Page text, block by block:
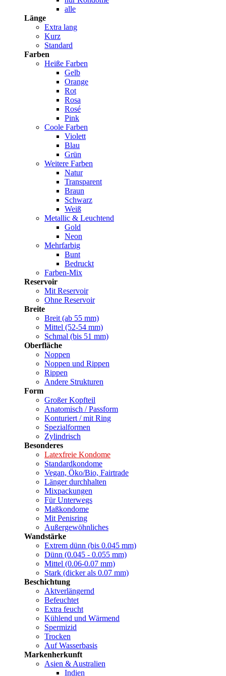
alle
Länge
Extra lang
Kurz
Standard
Farben
Heiße Farben
Gelb
Orange
Rot
Rosa
Rosé
Pink
Coole Farben
Violett
Blau
Grün
Weitere Farben
Natur
Transparent
Braun
Schwarz
Weiß
Metallic & Leuchtend
Gold
Neon
Mehrfarbig
Bunt
Bedruckt
Farben-Mix
Reservoir
Mit Reservoir
Ohne Reservoir
Breite
Breit (ab 55 mm)
Mittel (52-54 mm)
Schmal (bis 51 mm)
Oberfläche
Noppen
Noppen und Rippen
Rippen
Andere Strukturen
Form
Großer Kopfteil
Anatomisch / Passform
Konturiert / mit Ring
Spezialformen
Zylindrisch
Besonderes
Latexfreie Kondome
Standardkondome
Vegan, Öko/Bio, Fairtrade
Länger durchhalten
Mixpackungen
Für Unterwegs
Maßkondome
Mit Penisring
Außergewöhnliches
Wandstärke
Extrem dünn (bis 0.045 mm)
Dünn (0.045 - 0.055 mm)
Mittel (0.06-0.07 mm)
Stark (dicker als 0.07 mm)
Beschichtung
Aktverlängernd
Befeuchtet
Extra feucht
Kühlend und Wärmend
Spermizid
Trocken
Auf Wasserbasis
Markenherkunft
Asien & Australien
Indien